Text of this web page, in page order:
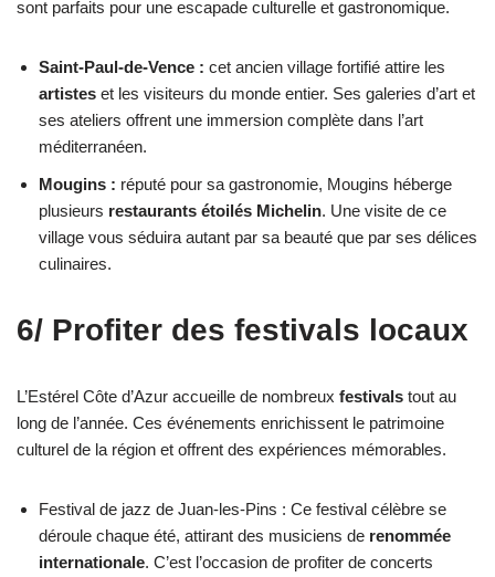
sont parfaits pour une escapade culturelle et gastronomique.
Saint-Paul-de-Vence : cet ancien village fortifié attire les
artistes et les visiteurs du monde entier. Ses galeries d’art et
ses ateliers offrent une immersion complète dans l’art
méditerranéen.
Mougins : réputé pour sa gastronomie, Mougins héberge
plusieurs restaurants étoilés Michelin. Une visite de ce
village vous séduira autant par sa beauté que par ses délices
culinaires.
6/ Profiter des festivals locaux
L’Estérel Côte d’Azur accueille de nombreux festivals tout au
long de l’année. Ces événements enrichissent le patrimoine
culturel de la région et offrent des expériences mémorables.
Festival de jazz de Juan-les-Pins : Ce festival célèbre se
déroule chaque été, attirant des musiciens de renommée
internationale. C’est l’occasion de profiter de concerts